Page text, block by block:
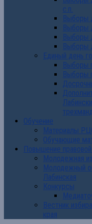
с.п.
Выборы
Выборы
Выборы
Выборы
Единый день
Выборы
Выборы
Обучение
Материалы
Обучающие
Повышение
Молодежная
Молодежный
Лабинская
Конкурсы
Вестник
края